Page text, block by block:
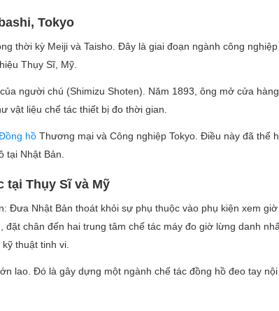
Tokyo
thời kỳ Meiji và Taisho. Đây là giai đoạn ngành công nghiệp
Thụy Sĩ, Mỹ.
người chú (Shimizu Shoten). Năm 1893, ông mở cửa
vật liệu chế tác thiết bị đo thời gian.
hồ Thương mại và Công nghiệp Tokyo. Điều này đã thể
tại Nhật Bản.
tại Thụy Sĩ và Mỹ
Đưa Nhật Bản thoát khỏi sự phụ thuộc vào phụ kiện xem
chân đến hai trung tâm chế tác máy đo giờ lừng danh
thuật tinh vi.
lao. Đó là gây dựng một ngành chế tác đồng hồ đeo tay